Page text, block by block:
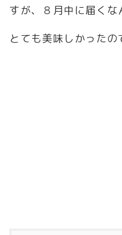
すが、８月中に届くな
とても美味しかったの